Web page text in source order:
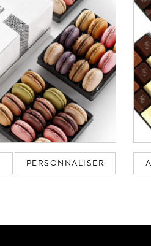
PERSONNALISER